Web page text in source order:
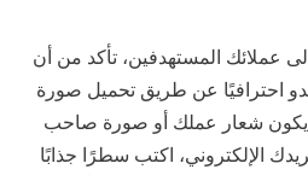
عملائك المستهدفين، تأكد من أن
احترافيًا عن طريق تحميل صورة
شعار عملك أو صورة صاحب
الإلكتروني، اكتب سطرًا جذابًا